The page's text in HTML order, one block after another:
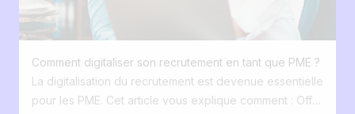
Recruteur… en un clic. #5 Un ATS boosté à l’IA
Centralisez vos candidatures, automatisez, gagnez du
candidats viennent à vous. Et ils ont envie de rester. #7
Vos candidats ne sont pas des numéros Ce sont vos
futurs clients internes. Et avec Jobloom, vous les
Comment digitaliser son recrutement en tant que PME ?
La digitalisation du recrutement est devenue essentielle
pour les PME. Cet article vous explique comment : Offrir